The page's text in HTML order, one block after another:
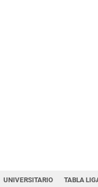
UNIVERSITARIO TABLA